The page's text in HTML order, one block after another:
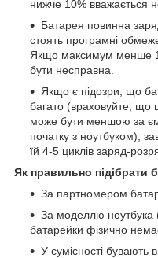
нижче 10% вважається
Батарея повинна
стоять програмні
Якщо максимум менше
бути несправна.
Якщо є підозри, що
багато (враховуйте, що
може бути меншою за
початку з ноутбуком),
їй 4-5 циклів заряд-
Як правильно підібрати
За партномером
За моделлю ноутбука
батарейки фізично
У сумісності бувають